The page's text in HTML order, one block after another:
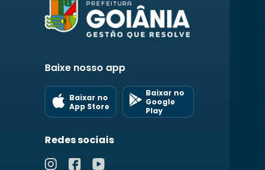
Baixe nosso app
Baixar no
App Store
Baixar no
Google
Play
Redes sociais